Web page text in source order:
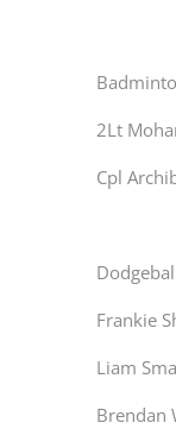
2Lt
Cpl
Frankie
Liam
Brendan